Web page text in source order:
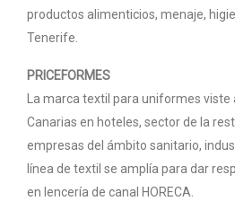
productos alimenticios, menaje,
Tenerife.
PRICEFORMES
La marca textil para uniformes
Canarias en hoteles, sector de la
empresas del ámbito sanitario,
línea de textil se amplía para dar
en lencería de canal HORECA.